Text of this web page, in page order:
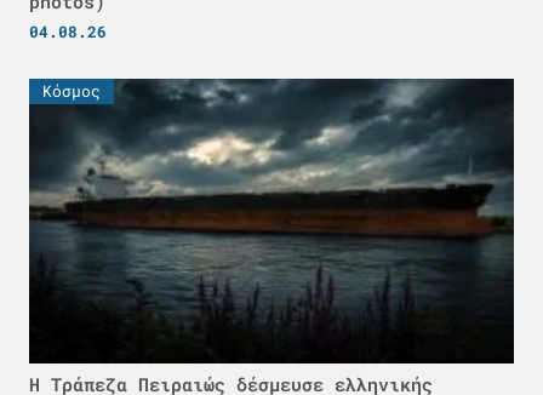
04.08.26
Κόσμος
Η Τράπεζα Πειραιώς δέσμευσε ελληνικής